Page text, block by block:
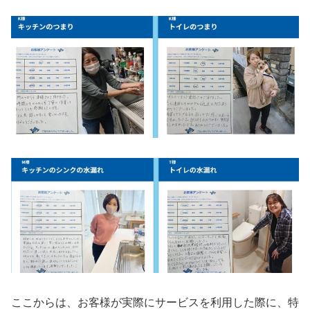
ここからは、お客様が実際にサービスを利用した際に、特